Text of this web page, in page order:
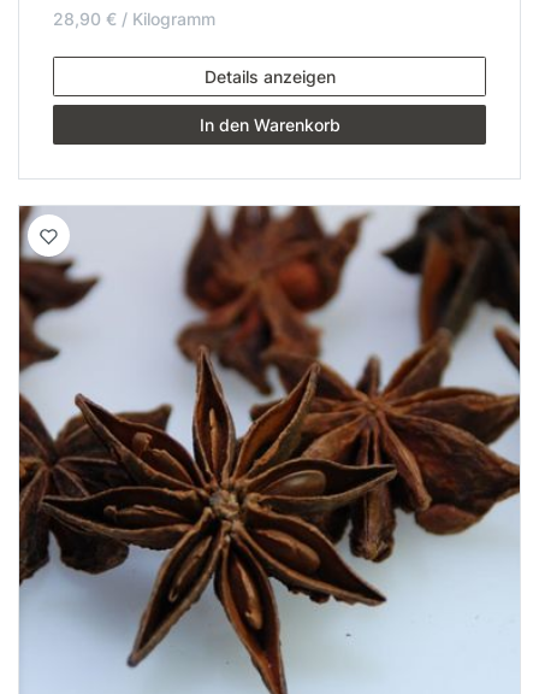
28,90 € / Kilogramm
Details anzeigen
In den Warenkorb